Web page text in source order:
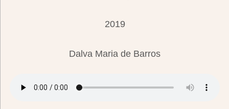
2019
Dalva Maria de Barros